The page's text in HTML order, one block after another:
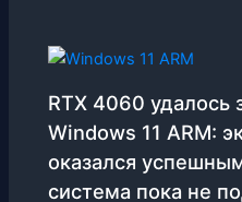
RTX 4060 удалось
Windows 11 ARM:
оказался
система пока не